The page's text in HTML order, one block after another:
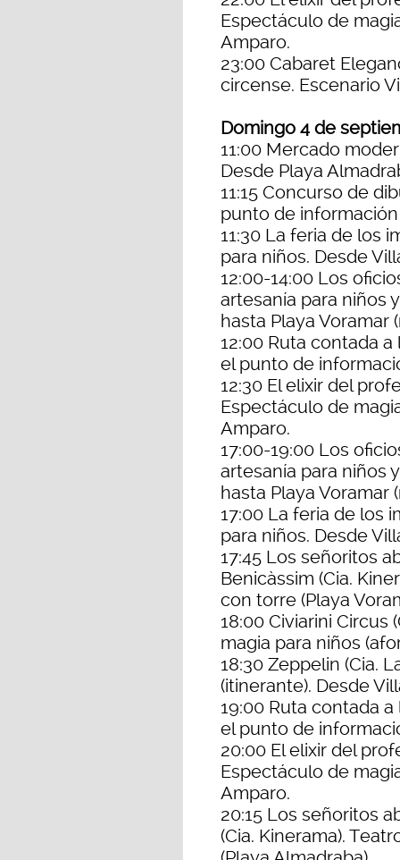
Espectáculo de
Amparo.
23:00 Cabaret
circense. Escenario
Domingo 4 de
11:00 Mercado
Desde Playa
11:15 Concurso de
punto de información
11:30 La feria de los
para niños. Desde
12:00-14:00 Los
artesanía para niños
hasta Playa Voramar
12:00 Ruta contada a
el punto de
12:30 El elixir del
Espectáculo de
Amparo.
17:00-19:00 Los
artesanía para niños
hasta Playa Voramar
17:00 La feria de los
para niños. Desde
17:45 Los señoritos
Benicàssim (Cia.
con torre (Playa
18:00 Civiarini Circus
magia para niños
18:30 Zeppelin (Cia.
(itinerante). Desde
19:00 Ruta contada a
el punto de
20:00 El elixir del
Espectáculo de
Amparo.
20:15 Los señoritos
(Cia. Kinerama).